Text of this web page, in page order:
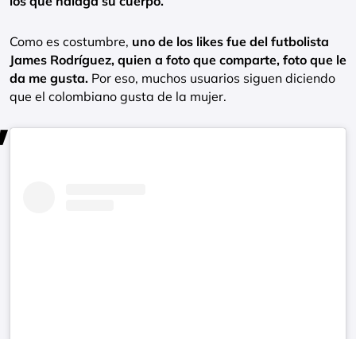
Como es costumbre, uno de los likes fue del futbolista
James Rodríguez, quien a foto que comparte, foto que le
da me gusta. Por eso, muchos usuarios siguen diciendo
que el colombiano gusta de la mujer.